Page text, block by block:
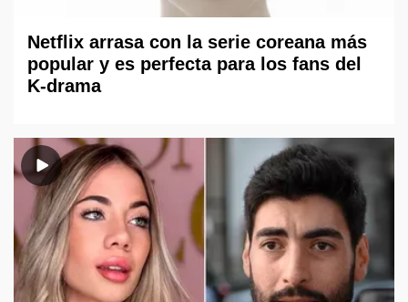
Netflix arrasa con la serie coreana más
popular y es perfecta para los fans del
K-drama